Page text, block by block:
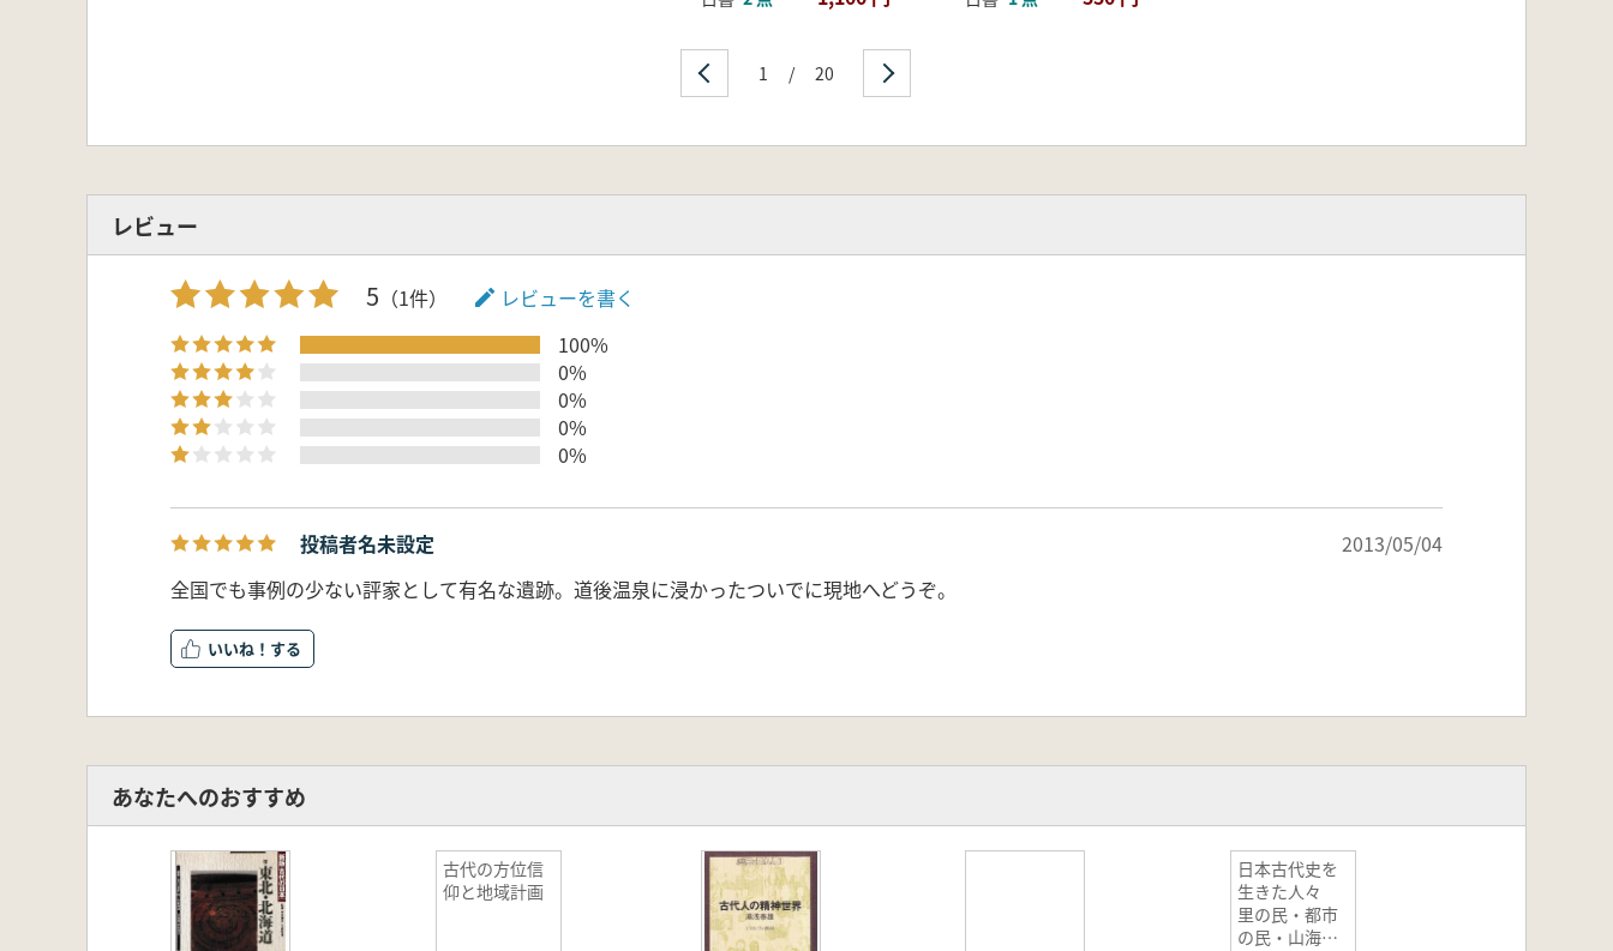
1 / 20
レビュー
5 （1件）
レビューを書く
100%
0%
0%
0%
0%
投稿者名未設定
2013/05/04
全国でも事例の少ない評家として有名な遺跡。道後温泉に浸かったついでに現地へどうぞ。
いいね！
あなたへのおすすめ
古代の方位信
仰と地域計画
日本古代史を
生きた人々
里の民・都市
の民・山海の